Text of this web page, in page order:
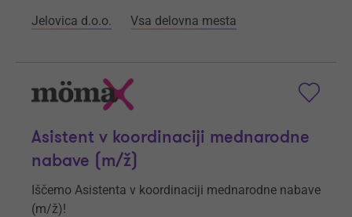
Jelovica d.o.o. Vsa delovna mesta
Asistent v koordinaciji mednarodne
nabave (m/ž)
Iščemo Asistenta v koordinaciji mednarodne nabave
(m/ž)!